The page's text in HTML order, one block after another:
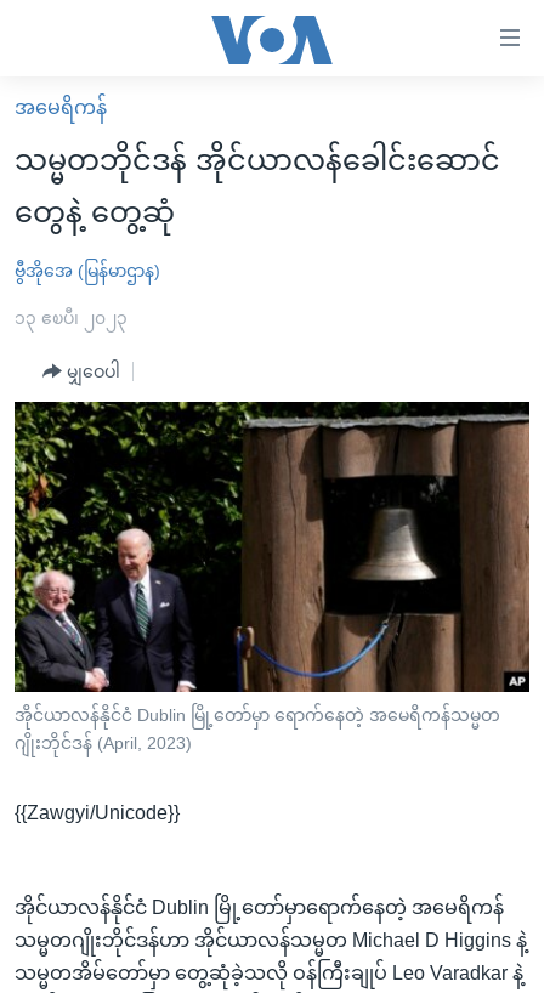
လွယ်ကူ
စေ
သည့်
Link
များ
ပင်မ
ကျော်
ကြည့်
ရန်
ပင်မ
အ
ညွန်း
စာမျက်နှာ
သို့
ကျော်
ကြည့်
ရန်
ရန်
ကျော်
ရန်
မူလစာမျက်နှာ
မြန်မာ
ကမ္ဘာ့သတင်းများ
နိုင်ငံတကာ
အစ္စရေး-ပါလက်စတိုင်း
ဗွီဒီယို
အင်္ဂလိပ်စာလေ့လာမယ်
အမေရိကန်သုံးအီဒီယံ
မကြေးမုံရဲ့ အင်္ဂလိပ်စာ
ရုပ်ရှင်ထဲက အင်္ဂလိပ်စာ
သုတပဒေသာ အင်္ဂလိပ်စာ
အပတ်စဉ်ကဏ္ဍများ
ရေဒီယို
တီဗွီ
ရေဒီယိုနှင့်ရုပ်သံ အချက်အလက်များ
ရေဒီယို/တီဗွီအစီအစဉ်
Learning English
ဗွီအိုအေ လူမှုကွန်ယက်များ
အမေရိကန်
သမ္မတဘိုင်ဒန် အိုင်ယာလန်ခေါင်းဆောင်
တွေနဲ့ တွေ့ဆုံ
ဗွီအိုအေ (မြန်မာဌာန)
၁၃ ဧၿပီ၊ ၂၀၂၃
မျှဝေပါ
အိုင်ယာလန်နိုင်ငံ Dublin မြို့တော်မှာ ရောက်နေတဲ့ အမေရိကန်သမ္မတ
ဂျိုးဘိုင်ဒန် (April, 2023)
{{Zawgyi/Unicode}}
အိုင်ယာလန်နိုင်ငံ Dublin မြို့တော်မှာရောက်နေတဲ့ အမေရိကန်
သမ္မတဂျိုးဘိုင်ဒန်ဟာ အိုင်ယာလန်သမ္မတ Michael D Higgins နဲ့
သမ္မတအိမ်တော်မှာ တွေ့ဆုံခဲ့သလို ဝန်ကြီးချုပ် Leo Varadkar နဲ့